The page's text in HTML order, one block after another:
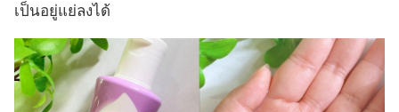
เป็นอยู่แย่ลงได้